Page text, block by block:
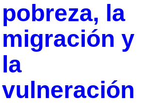
pobreza, la
migración y
la
vulneración